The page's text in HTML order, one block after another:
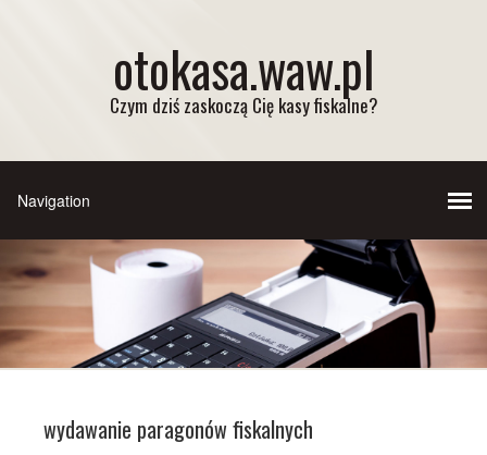
otokasa.waw.pl
Czym dziś zaskoczą Cię kasy fiskalne?
wydawanie paragonów fiskalnych